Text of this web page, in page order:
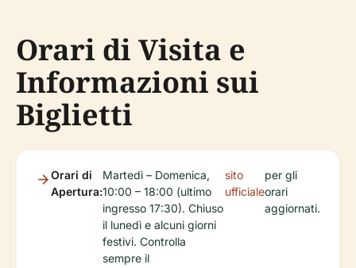
Orari di Visita e
Informazioni sui
Biglietti
Orari di
Apertura:
Martedì – Domenica,
10:00 – 18:00 (ultimo
ingresso 17:30). Chiuso
il lunedì e alcuni giorni
festivi. Controlla
sempre il
sito
ufficiale
per gli
orari
aggiornati.